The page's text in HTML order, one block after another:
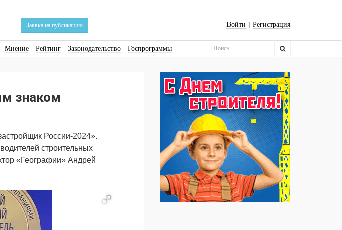
Заявка на публикацию Войти | Регистрация
Мнение Рейтинг Законодательство Госпрограммы
знаком
России-2024».
строительных
«Географии» Андрей